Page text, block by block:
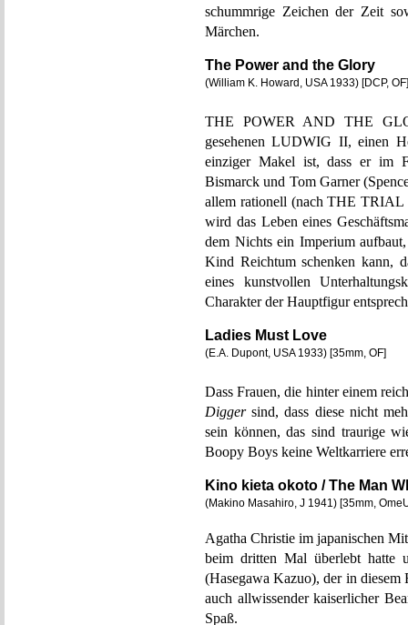
schummrige Zeichen der Zeit
Märchen.
The Power and the Glory
(William K. Howard, USA 1933) [DCP, OF]
THE POWER AND THE
gesehenen LUDWIG II, einen
einziger Makel ist, dass er im
Bismarck und Tom Garner
allem rationell (nach THE
wird das Leben eines
dem Nichts ein Imperium
Kind Reichtum schenken kann,
eines kunstvollen
Charakter der Hauptfigur
Ladies Must Love
(E.A. Dupont, USA 1933) [35mm, OF]
Dass Frauen, die hinter einem
Diggersind, dass diese nicht
sein können, das sind traurige
Boopy Boys keine Weltkarriere
Kino kieta okoto / The Man
(Makino Masahiro, J 1941) [35mm,
Agatha Christie im japanischen
beim dritten Mal überlebt hatte
(Hasegawa Kazuo), der in
auch allwissender kaiserlicher
Spaß.